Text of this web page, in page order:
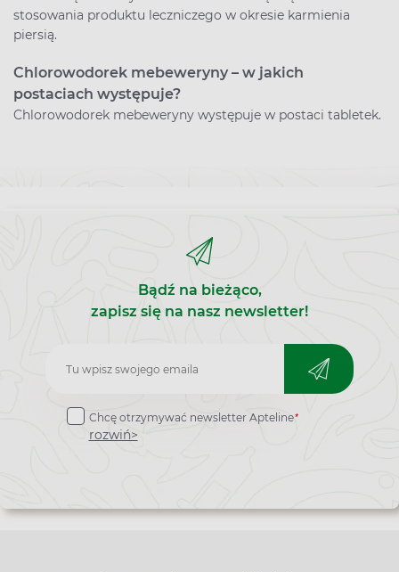
stosowania produktu leczniczego w okresie karmienia
piersią.
Chlorowodorek mebeweryny – w jakich
postaciach występuje?
Chlorowodorek mebeweryny występuje w postaci tabletek.
Bądź na bieżąco,
zapisz się na nasz newsletter!
Zapisz
do
newslettera
Chcę otrzymywać newsletter Apteline*
rozwiń>